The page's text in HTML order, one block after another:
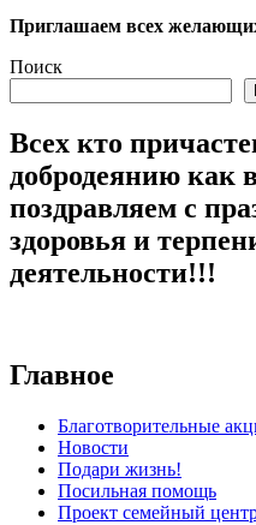
Приглашаем всех
Поиск
Всех кто
добродеянию как
поздравляем с
здоровья и
деятельности!!!
Главное
Благотворительные
Новости
Подари жизнь!
Посильная помощь
Проект семейный